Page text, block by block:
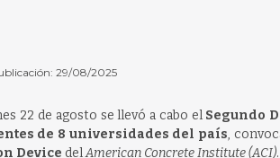
29/08/2025
22 de agosto se llevó a cabo el Segundo
de 8 universidades del país,
Device delAmerican Concrete Institute (ACI).